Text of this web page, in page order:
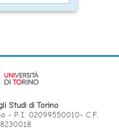
Studi di Torino
- P.I. 02099550010- C.F.